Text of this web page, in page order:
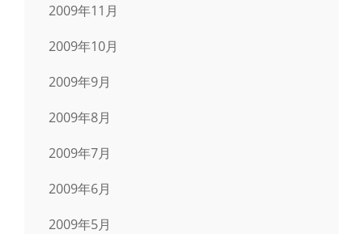
2009年11月
2009年10月
2009年9月
2009年8月
2009年7月
2009年6月
2009年5月